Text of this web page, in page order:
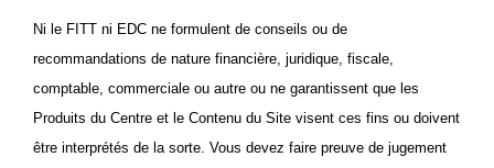
Ni le FITT ni EDC ne formulent de conseils ou de
recommandations de nature financière, juridique, fiscale,
comptable, commerciale ou autre ou ne garantissent que les
Produits du Centre et le Contenu du Site visent ces fins ou doivent
être interprétés de la sorte. Vous devez faire preuve de jugement